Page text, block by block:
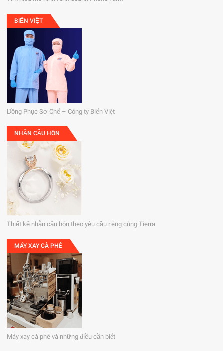
BIỂN VIỆT
Đồng Phục Sơ Chế – Công ty Biển Việt
NHẪN CẦU HÔN
Thiết kế nhẫn cầu hôn theo yêu cầu riêng cùng Tierra
MÁY XAY CÀ PHÊ
Máy xay cà phê và những điều cần biết